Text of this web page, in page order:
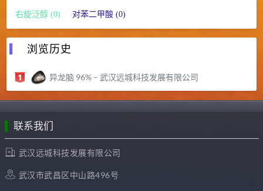
右旋泛醇 (0) 对苯二甲酸 (0)
浏览历史
异龙脑 96% – 武汉远城科技发展有限公司
联系我们
武汉远城科技发展有限公司
武汉市武昌区中山路496号